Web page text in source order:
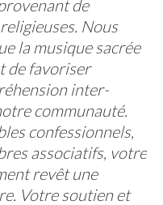
de
Nous
la musique sacrée
de favoriser
inter-
communauté.
confessionnels,
associatifs, votre
revêt une
Votre soutien et